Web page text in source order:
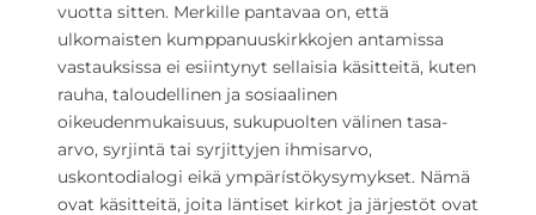
vuotta sitten. Merkille pantavaa on, että
ulkomaisten kumppanuuskirkkojen antamissa
vastauksissa ei esiintynyt sellaisia käsitteitä, kuten
rauha, taloudellinen ja sosiaalinen
oikeudenmukaisuus, sukupuolten välinen tasa-
arvo, syrjintä tai syrjittyjen ihmisarvo,
uskontodialogi eikä ympärístökysymykset. Nämä
ovat käsitteitä, joita läntiset kirkot ja järjestöt ovat